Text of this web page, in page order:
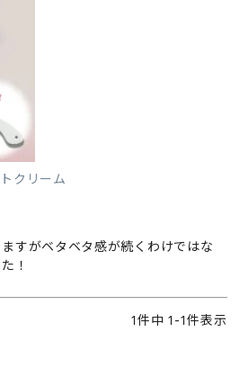
クリーム
すがベタベタ感が続くわけではな
！
1件中 1-1件表示